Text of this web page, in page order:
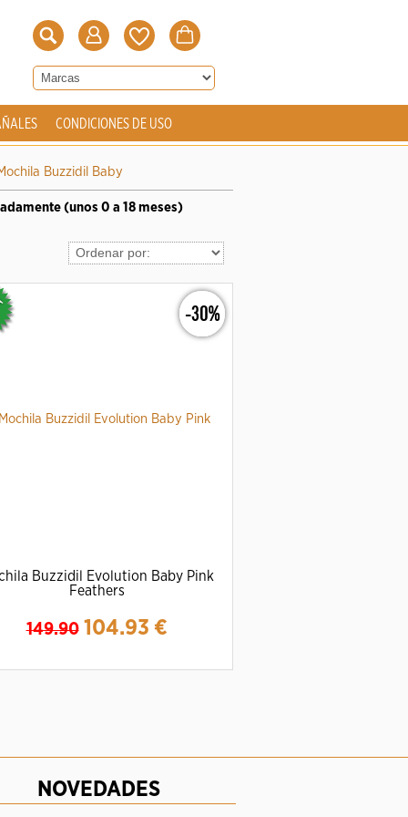
CONDICIONES DE USO
Buzzidil Baby
(unos 0 a 18 meses)
-30%
Buzzidil Evolution Baby Pink
Feathers
149.90 104.93 €
NOVEDADES